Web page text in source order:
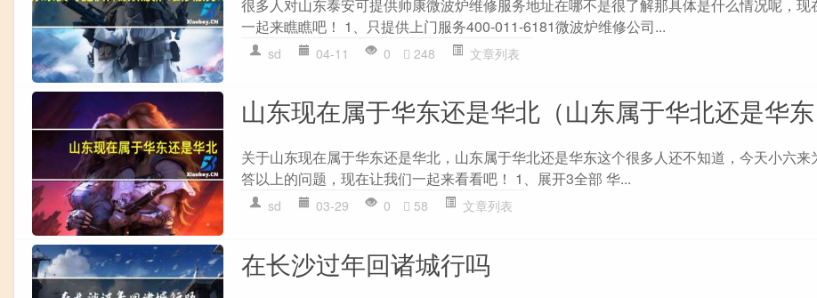
很多人对山东泰安可提供帅康微波炉维修服务地址在哪不是很了解那具体是什么情况呢，现
一起来瞧瞧吧！ 1、只提供上门服务400-011-6181微波炉维修公司...
sd 04-11 0 248 文章列表
山东现在属于华东还是华北（山东属于华北还是华东
关于山东现在属于华东还是华北，山东属于华北还是华东这个很多人还不知道，今天小六来
答以上的问题，现在让我们一起来看看吧！ 1、展开3全部 华...
sd 03-29 0 58 文章列表
在长沙过年回诸城行吗